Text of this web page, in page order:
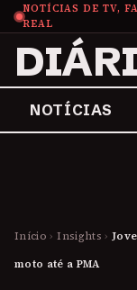
NOTÍCIAS DE TV,
REAL
NOTÍCIAS
Início › Insights ›
moto até a PMA